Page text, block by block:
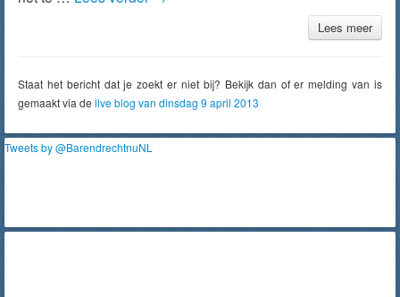
Lees meer
Staat het bericht dat je zoekt er niet bij? Bekijk dan of er melding van is
gemaakt via de live blog van dinsdag 9 april 2013
Tweets by @BarendrechtnuNL